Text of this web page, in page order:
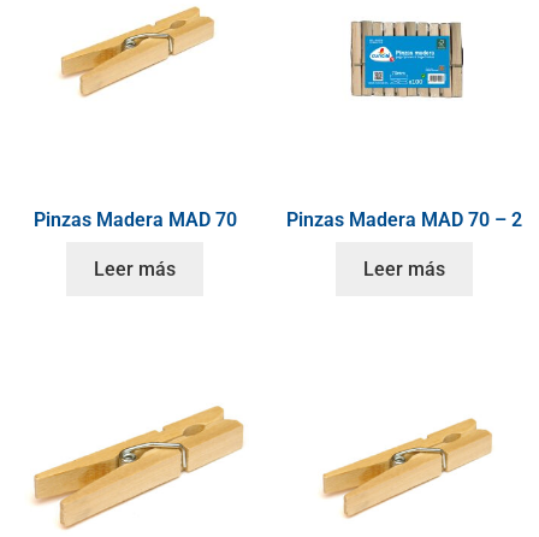
Pinzas Madera MAD 70
Leer más
Pinzas Madera MAD 70 – 2
Leer más